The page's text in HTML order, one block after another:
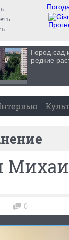
Город-сад
редкие
0